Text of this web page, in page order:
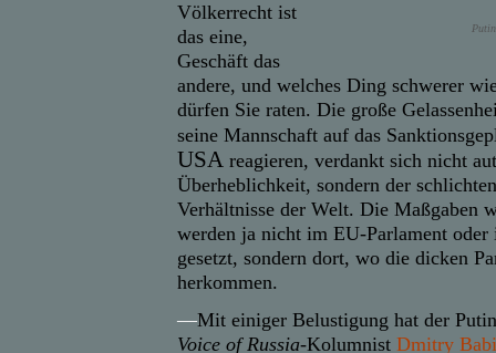
Völkerrecht ist
das eine,
Geschäft das
andere, und welches Ding schwerer
dürfen Sie raten. Die große
seine Mannschaft auf das
USA reagieren, verdankt sich nicht
Überheblichkeit, sondern der
Verhältnisse der Welt. Die Maßgaben
werden ja nicht im EU-Parlament oder
gesetzt, sondern dort, wo die dicken
herkommen.
—Mit einiger Belustigung hat der
Voice of Russia-Kolumnist Dmitry